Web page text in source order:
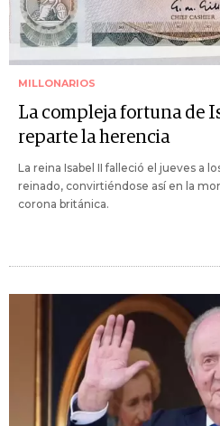
MILLONARIOS
La compleja fortuna de
reparte la herencia
La reina Isabel II falleció el jueves a
reinado, convirtiéndose así en la
corona británica.